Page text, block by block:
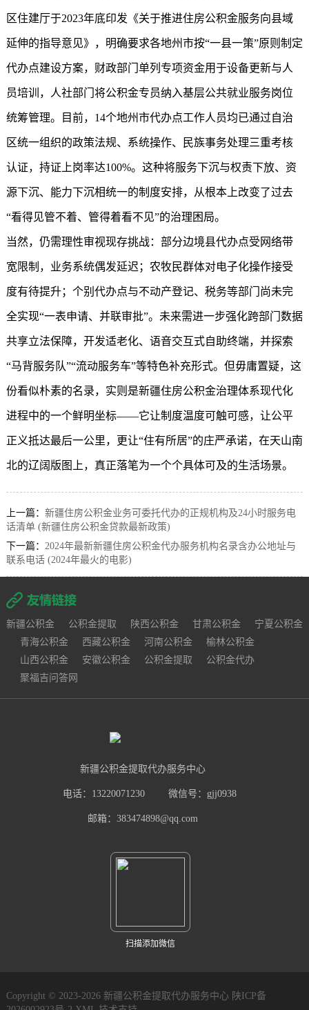
区住建厅于2023年底印发《关于推进住房公积金服务向县域
延伸的指导意见》，明确要求各地州市按“一县一策”原则制定
代办点建设方案，财政部门单列专项资金用于设备更新与人
员培训，人社部门将公积金专员纳入基层公共就业服务岗位
统筹管理。目前，14个地州市代办点工作人员均已通过自治
区统一组织的政策法规、系统操作、民族事务处理三重考核
认证，持证上岗率达100%。这种将服务下沉与权责下放、资
源下沉、能力下沉相统一的制度安排，从根本上改变了过去
“看得见管不着、管得着看不见”的治理困局。
当然，仍需理性审视现存挑战：部分边境县代办点受网络带
宽限制，业务系统偶发延迟；农牧民群体对电子化操作接受
度有待提升；个别代办点与不动产登记、税务等部门尚未完
全实现“一表申请、并联审批”。未来需进一步强化跨部门数据
共享立法保障，开发适老化、语音交互式自助终端，并探索
“马背服务队”“流动服务车”等特色补充形式。但毋庸置疑，这
份看似朴素的名录，实则是新疆住房公积金治理体系现代化
进程中的一个鲜明坐标——它让制度温度可触可感，让公平
正义抵达最后一公里，更让“住有所居”的庄严承诺，在天山南
北的辽阔版图上，真正落笔为一个个具体可及的生活场景。
上一篇： 新疆住房公积金业务可委托代办的正规机构及24小时服务电
话清单 (新疆住房公积金贷款最新政策)
下一篇： 2024年最新新疆住房公积金代办服务机构名录含办公地址与
联系电话 (2024年最火的电影)
新疆公积金 公积金提取 陕西公积金 甘肃公积金
宁夏公积金
青海公积金
西藏公积金 河南公积金
榆林公积金
山西公积金
安徽公积金 公积金提取
公积金代办
聚福吉问答网
新疆公积金提取代办服务中心
电话：13220071230 微信号：gjj0938
邮箱：383474898@qq.com
扫描添加微信
Copyright © 2023-2026 新疆公积金提取代办服务中心 陕ICP备